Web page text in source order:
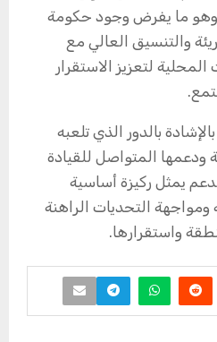
وهو ما يفرض وجود حكومة
والتنسيق العالي مع
لتعزيز الاستقرار
بالدور الذي تلعبه
ودعمها المتواصل للقيادة
يمثل ركيزة أساسية
التحديات الراهنة
واستقرارها.